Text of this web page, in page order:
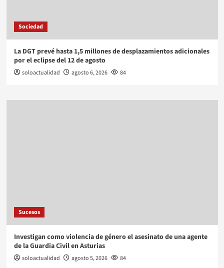
Sociedad
La DGT prevé hasta 1,5 millones de desplazamientos adicionales
por el eclipse del 12 de agosto
soloactualidad agosto 6, 2026 84
Sucesos
Investigan como violencia de género el asesinato de una agente
de la Guardia Civil en Asturias
soloactualidad agosto 5, 2026 84